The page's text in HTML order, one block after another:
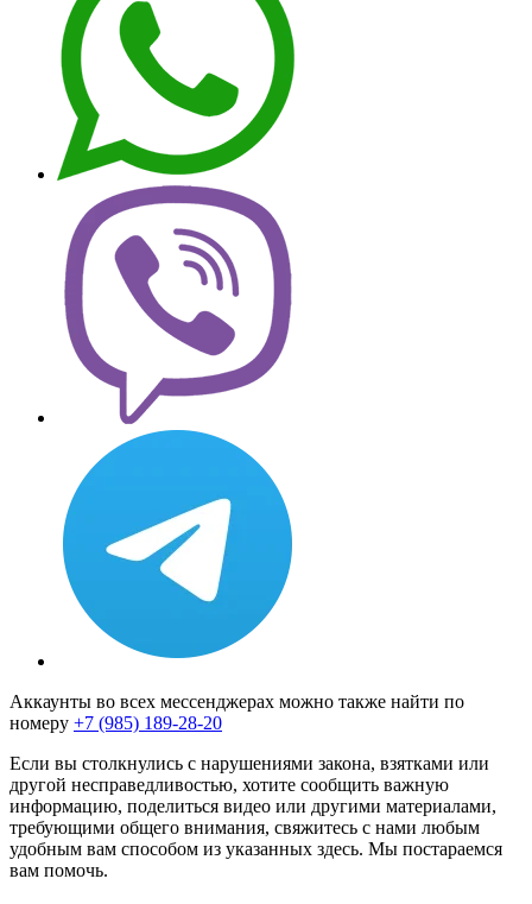
Аккаунты во всех мессенджерах можно также найти по
номеру +7 (985) 189-28-20
Если вы столкнулись с нарушениями закона, взятками или
другой несправедливостью, хотите сообщить важную
информацию, поделиться видео или другими материалами,
требующими общего внимания, свяжитесь с нами любым
удобным вам способом из указанных здесь. Мы постараемся
вам помочь.